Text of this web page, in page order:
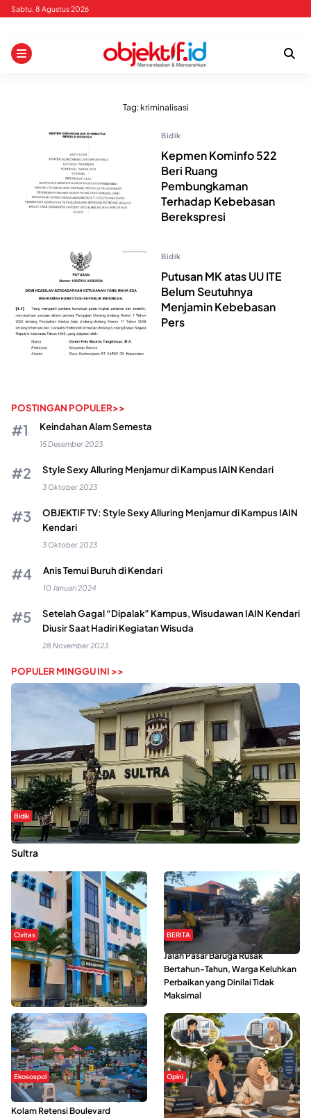
Skip
content
Sabtu, 8 Agustus 2026
Tag: kriminalisasi
Bidik
Kepmen Kominfo 522
Beri Ruang
Pembungkaman
Terhadap Kebebasan
Berekspresi
Bidik
Putusan MK atas UU ITE
Belum Seutuhnya
Menjamin Kebebasan
Pers
POSTINGAN POPULER>>
Keindahan Alam Semesta
15 Desember 2023
Style Sexy Alluring Menjamur di Kampus IAIN Kendari
3 Oktober 2023
OBJEKTIF TV: Style Sexy Alluring Menjamur di Kampus IAIN
Kendari
3 Oktober 2023
Anis Temui Buruh di Kendari
10 Januari 2024
Setelah Gagal “Dipalak” Kampus, Wisudawan IAIN Kendari
Diusir Saat Hadiri Kegiatan Wisuda
28 November 2023
POPULER MINGGU INI >>
Bidik
Dugaan Kekerasan Seksual di UIN Kendari Dilaporkan ke Polda
Sultra
Civitas
Di Balik Kehidupan Ma’had Al-
Jami’ah UIN Kendari : Mahasiswa
Ceritakan Manfaat dan Tantangan
BERITA
Jalan Pasar Baruga Rusak
Bertahun-Tahun, Warga Keluhkan
Perbaikan yang Dinilai Tidak
Maksimal
Ekosospol
Ramainya Aktivitas Olahraga di
Kolam Retensi Boulevard
Opini
Kerasnya Kehidupan Mahasiswa di
Tengah Gempuran Tugas dan